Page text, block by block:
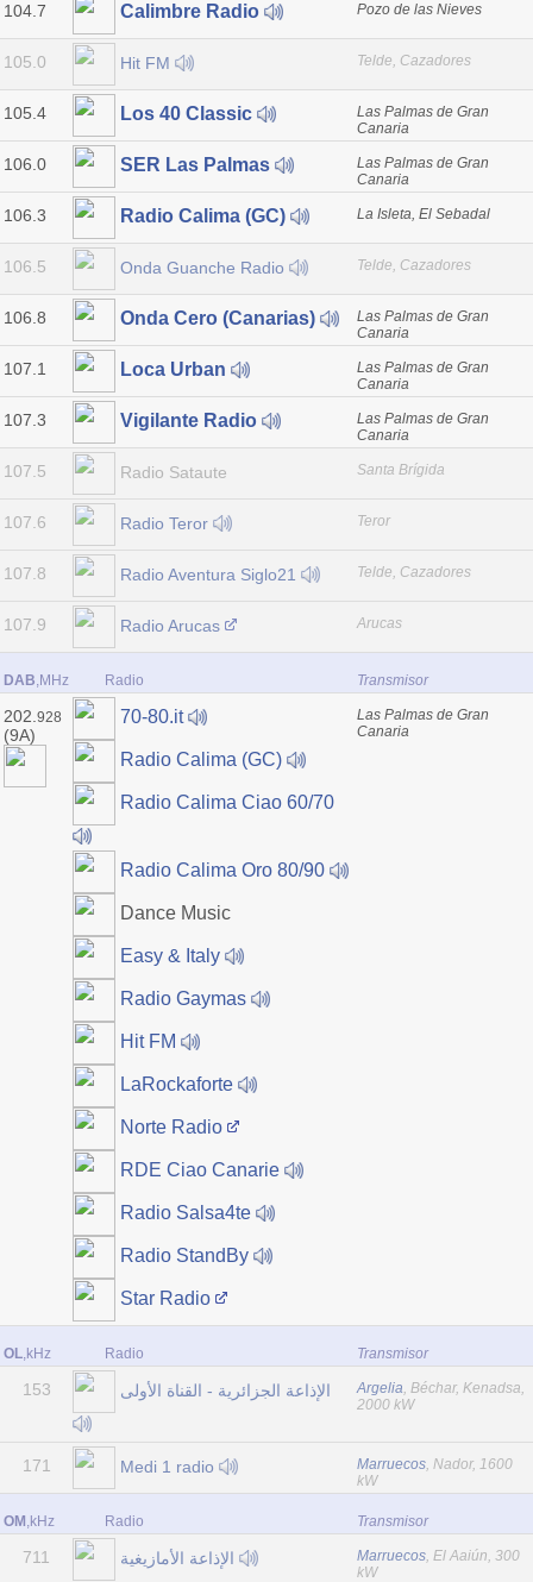
104.7 Calimbre Radio Pozo de las Nieves
105.0 Hit FM Telde, Cazadores
105.4 Los 40 Classic
Las Palmas de Gran
Canaria
106.0 SER Las Palmas
Las Palmas de Gran
Canaria
106.3 Radio Calima (GC) La Isleta, El Sebadal
106.5 Onda Guanche Radio Telde, Cazadores
106.8 Onda Cero (Canarias)
Las Palmas de Gran
Canaria
107.1 Loca Urban
Las Palmas de Gran
Canaria
107.3 Vigilante Radio
Las Palmas de Gran
Canaria
107.5 Radio Sataute Santa Brígida
107.6 Radio Teror Teror
107.8 Radio Aventura Siglo21 Telde, Cazadores
107.9 Radio Arucas Arucas
DAB,MHz Radio Transmisor
202. 928
(9A)
70-80.it
Radio Calima (GC)
Radio Calima Ciao 60/70
Radio Calima Oro 80/90
Dance Music
Easy & Italy
Radio Gaymas
Hit FM
LaRockaforte
Norte Radio
RDE Ciao Canarie
Radio Salsa4te
Radio StandBy
Star Radio
Las Palmas de Gran
Canaria
OL,kHz Radio Transmisor
153 الإذاعة الجزائرية - القناة الأولى Argelia, Béchar, Kenadsa,
2000 kW
171 Medi 1 radio Marruecos, Nador, 1600
kW
OM ,kHz Radio Transmisor
711 Marruecos, El Aaiún, 300
kW